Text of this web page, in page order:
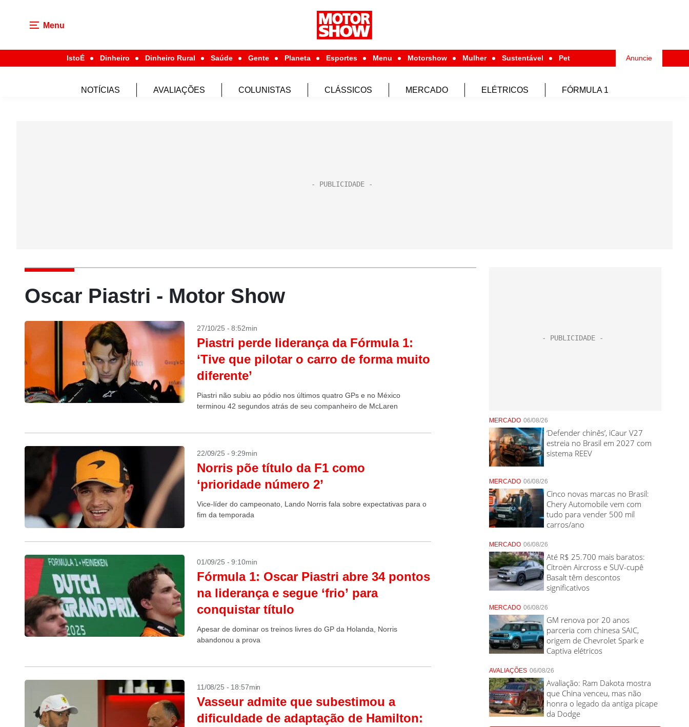
Menu
IstoÉ Dinheiro Dinheiro Rural Saúde Gente Planeta Esportes Menu Motorshow Mulher Sustentável Pet Anuncie
NOTÍCIAS AVALIAÇÕES COLUNISTAS CLÁSSICOS MERCADO ELÉTRICOS FÓRMULA 1
Oscar Piastri - Motor Show
27/10/25 - 8:52min
Piastri perde liderança da Fórmula 1:
‘Tive que pilotar o carro de forma muito
diferente’
Piastri não subiu ao pódio nos últimos quatro GPs e no México
terminou 42 segundos atrás de seu companheiro de McLaren
22/09/25 - 9:29min
Norris põe título da F1 como
‘prioridade número 2’
Vice-líder do campeonato, Lando Norris fala sobre expectativas para o
fim da temporada
01/09/25 - 9:10min
Fórmula 1: Oscar Piastri abre 34 pontos
na liderança e segue ‘frio’ para
conquistar título
Apesar de dominar os treinos livres do GP da Holanda, Norris
abandonou a prova
11/08/25 - 18:57min
Vasseur admite que subestimou a
dificuldade de adaptação de Hamilton:
MERCADO 06/08/26
‘Defender chinês’, iCaur V27
estreia no Brasil em 2027 com
sistema REEV
MERCADO 06/08/26
Cinco novas marcas no Brasil:
Chery Automobile vem com
tudo para vender 500 mil
carros/ano
MERCADO 06/08/26
Até R$ 25.700 mais baratos:
Citroën Aircross e SUV-cupê
Basalt têm descontos
significativos
MERCADO 06/08/26
GM renova por 20 anos
parceria com chinesa SAIC,
origem de Chevrolet Spark e
Captiva elétricos
AVALIAÇÕES 06/08/26
Avaliação: Ram Dakota mostra
que China venceu, mas não
honra o legado da antiga picape
da Dodge